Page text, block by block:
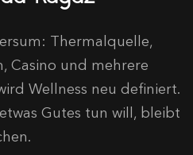
Thermalquelle,
Casino und mehrere
Wellness neu definiert.
Gutes tun will, bleibt